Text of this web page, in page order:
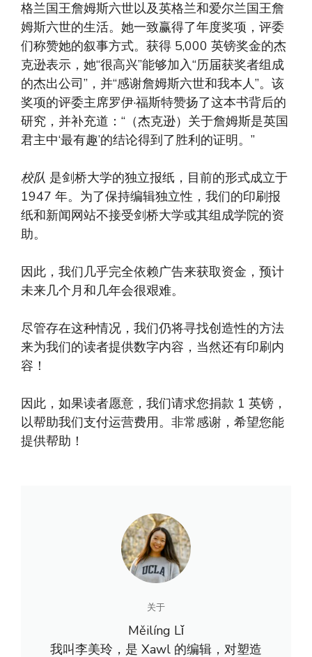
格兰国王詹姆斯六世以及英格兰和爱尔兰国王詹
姆斯六世的生活。她一致赢得了年度奖项，评委
们称赞她的叙事方式。获得 5,000 英镑奖金的杰
克逊表示，她“很高兴”能够加入“历届获奖者组成
的杰出公司”，并“感谢詹姆斯六世和我本人”。该
奖项的评委主席罗伊·福斯特赞扬了这本书背后的
研究，并补充道：“（杰克逊）关于詹姆斯是英国
君主中‘最有趣’的结论得到了胜利的证明。”
校队 是剑桥大学的独立报纸，目前的形式成立于
1947 年。为了保持编辑独立性，我们的印刷报
纸和新闻网站不接受剑桥大学或其组成学院的资
助。
因此，我们几乎完全依赖广告来获取资金，预计
未来几个月和几年会很艰难。
尽管存在这种情况，我们仍将寻找创造性的方法
来为我们的读者提供数字内容，当然还有印刷内
容！
因此，如果读者愿意，我们请求您捐款 1 英镑，
以帮助我们支付运营费用。非常感谢，希望您能
提供帮助！
关于
Měilíng Lǐ
我叫李美玲，是 Xawl 的编辑，对塑造